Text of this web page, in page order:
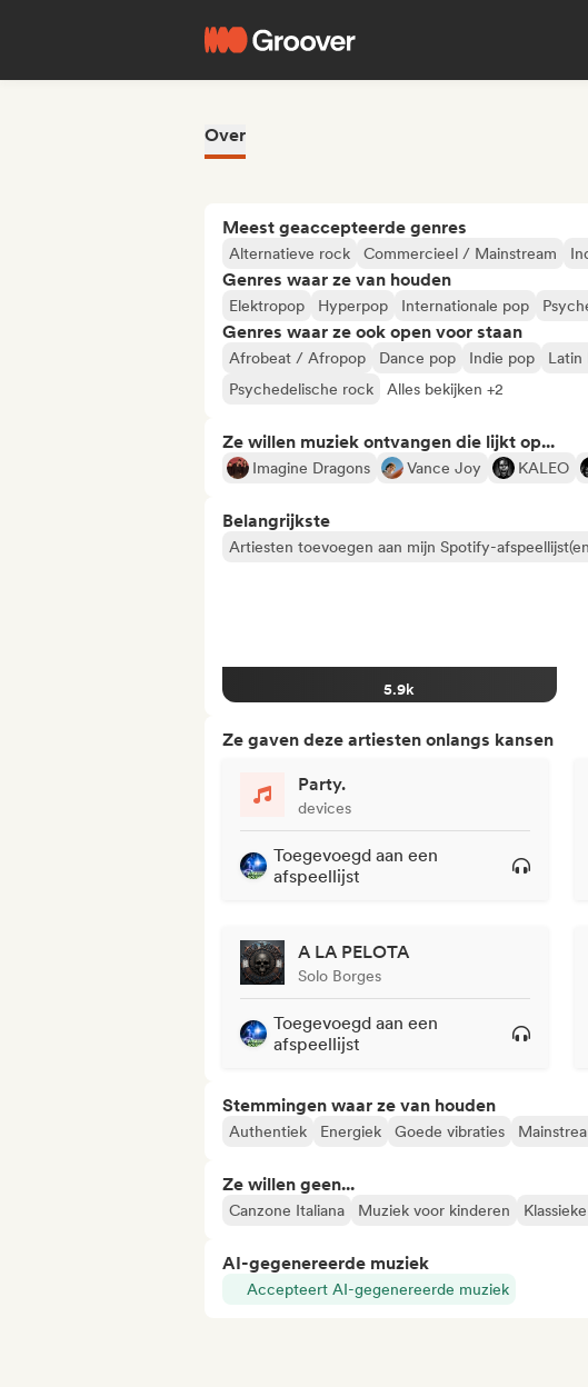
Over
Meest geaccepteerde genres
Alternatieve rock Commercieel / Mainstream
Genres waar ze van houden
Elektropop Hyperpop Internationale pop
Genres waar ze ook open voor staan
Afrobeat / Afropop Dance pop Indie pop Latin
Psychedelische rock
Alles bekijken +2
Ze willen muziek ontvangen die lijkt op...
Imagine Dragons Vance Joy KALEO
Belangrijkste
Artiesten toevoegen aan mijn Spotify-
5.9k
Ze gaven deze artiesten onlangs kansen
Party.
devices
Toegevoegd aan een
afspeellijst
A LA PELOTA
Solo Borges
Toegevoegd aan een
afspeellijst
Stemmingen waar ze van houden
Authentiek Energiek Goede vibraties
Ze willen geen...
Canzone Italiana Muziek voor kinderen
AI-gegenereerde muziek
Accepteert AI-gegenereerde muziek